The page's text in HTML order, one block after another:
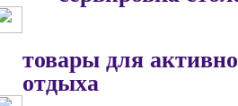
товары для
отдыха